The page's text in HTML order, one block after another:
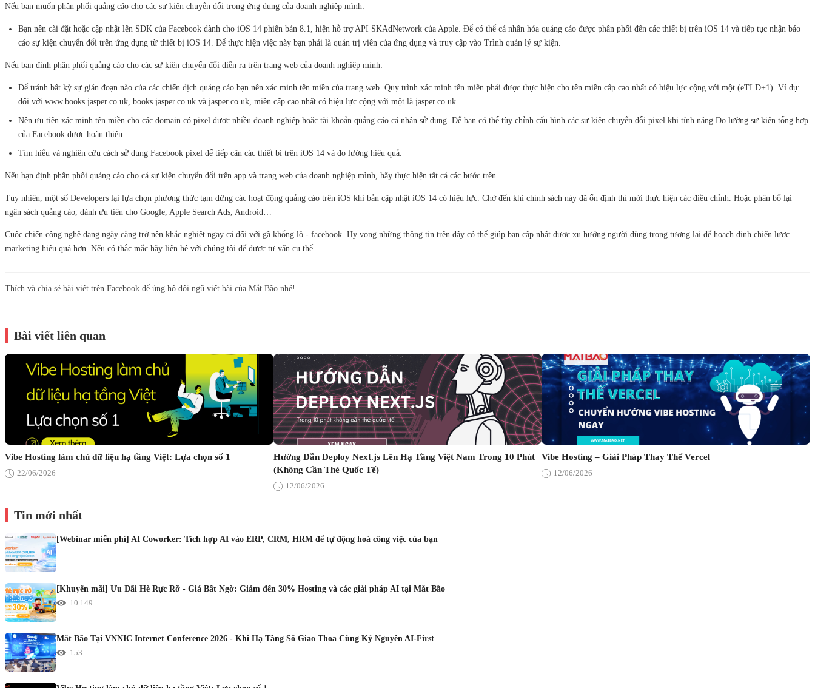
Nếu bạn muốn phân phối quảng cáo cho các sự kiện chuyển đổi trong ứng dụng của doanh nghiệp mình:
Bạn nên cài đặt hoặc cập nhật lên SDK của Facebook dành cho iOS 14 phiên bản 8.1, hiện hỗ trợ API SKAdNetwork của Apple. Để có thể cá nhân hóa quảng cáo được phân phối đến các thiết bị trên iOS 14 và tiếp tục nhận báo
cáo sự kiện chuyển đổi trên ứng dụng từ thiết bị iOS 14. Để thực hiện việc này bạn phải là quản trị viên của ứng dụng và truy cập vào Trình quản lý sự kiện.
Nếu bạn định phân phối quảng cáo cho các sự kiện chuyển đổi diễn ra trên trang web của doanh nghiệp mình:
Để tránh bất kỳ sự gián đoạn nào của các chiến dịch quảng cáo bạn nên xác minh tên miền của trang web. Quy trình xác minh tên miền phải được thực hiện cho tên miền cấp cao nhất có hiệu lực cộng với một (eTLD+1). Ví dụ:
đối với www.books.jasper.co.uk, books.jasper.co.uk và jasper.co.uk, miền cấp cao nhất có hiệu lực cộng với một là jasper.co.uk.
Nên ưu tiên xác minh tên miền cho các domain có pixel được nhiều doanh nghiệp hoặc tài khoản quảng cáo cá nhân sử dụng. Để bạn có thể tùy chỉnh cấu hình các sự kiện chuyển đổi pixel khi tính năng Đo lường sự kiện tổng hợp
của Facebook được hoàn thiện.
Tìm hiểu và nghiên cứu cách sử dụng Facebook pixel để tiếp cận các thiết bị trên iOS 14 và đo lường hiệu quả.
Nếu bạn định phân phối quảng cáo cho cả sự kiện chuyển đổi trên app và trang web của doanh nghiệp mình, hãy thực hiện tất cả các bước trên.
Tuy nhiên, một số Developers lại lựa chọn phương thức tạm dừng các hoạt động quảng cáo trên iOS khi bản cập nhật iOS 14 có hiệu lực. Chờ đến khi chính sách này đã ổn định thì mới thực hiện các điều chỉnh. Hoặc phân bổ lại
ngân sách quảng cáo, dành ưu tiên cho Google, Apple Search Ads, Android…
Cuộc chiến công nghệ đang ngày càng trở nên khắc nghiệt ngay cả đối với gã khổng lồ - facebook. Hy vọng những thông tin trên đây có thể giúp bạn cập nhật được xu hướng người dùng trong tương lại để hoạch định chiến lược
marketing hiệu quả hơn. Nếu có thắc mắc hãy liên hệ với chúng tôi để được tư vấn cụ thể.
Thích và chia sẻ bài viết trên Facebook để ủng hộ đội ngũ viết bài của Mắt Bão nhé!
Bài viết liên quan
Vibe Hosting làm chủ dữ liệu hạ tầng Việt: Lựa chọn số 1
22/06/2026
Hướng Dẫn Deploy Next.js Lên Hạ Tầng Việt Nam Trong 10 Phút
(Không Cần Thẻ Quốc Tế)
12/06/2026
Vibe Hosting – Giải Pháp Thay Thế Vercel
12/06/2026
Tin mới nhất
[Webinar miễn phí] AI Coworker: Tích hợp AI vào ERP, CRM, HRM để tự động hoá công việc của bạn
[Khuyến mãi] Ưu Đãi Hè Rực Rỡ - Giá Bất Ngờ: Giảm đến 30% Hosting và các giải pháp AI tại Mắt Bão
10.149
Mắt Bão Tại VNNIC Internet Conference 2026 - Khi Hạ Tầng Số Giao Thoa Cùng Kỷ Nguyên AI-First
153